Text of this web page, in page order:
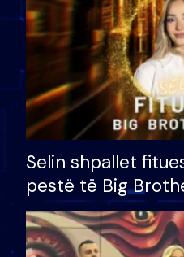
Selin shpallet
pestë të Big
çmimin e madh